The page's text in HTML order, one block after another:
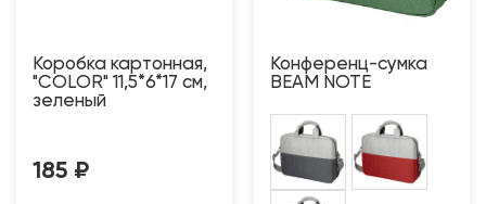
Коробка картонная,
"COLOR" 11,5*6*17 см,
зеленый
185 ₽
Конференц-сумка
BEAM NOTE